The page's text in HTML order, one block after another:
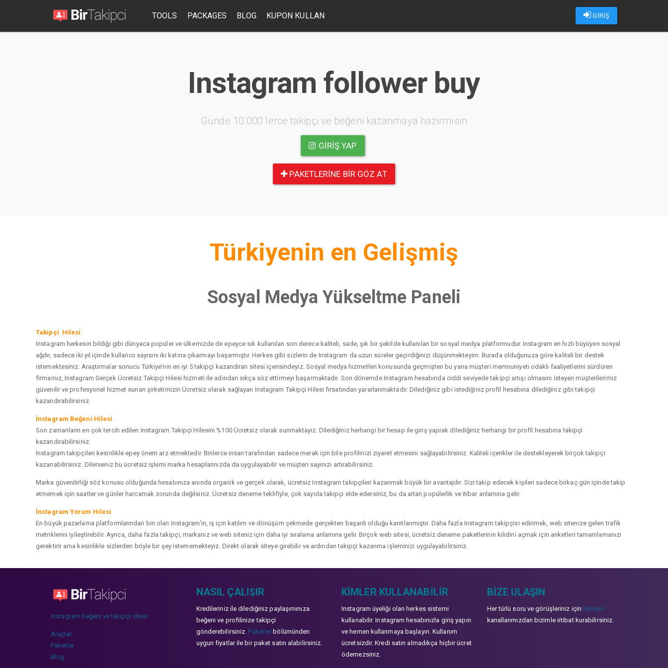
GİRİŞ
TOOLS PACKAGES BLOG KUPON KULLAN
Instagram follower buy
Günde 10.000 lerce takipçi ve beğeni kazanmaya hazırmısın
GIRIŞ YAP
PAKETLERINE BIR GÖZ AT
Türkiyenin en Gelişmiş
Sosyal Medya Yükseltme Paneli
Takipçi Hilesi
Instagram herkesin bildiği gibi dünyaca popüler ve ülkemizde de epeyce sık kullanılan son derece kaliteli, sade, şık bir şekilde kullanılan bir sosyal medya platformudur. Instagram en hızlı büyüyen sosyal
ağdır, sadece iki yıl içinde kullanıcı sayısını iki katına çıkarmayı başarmıştır. Herkes gibi sizlerin de Instagram da uzun süreler geçirdiğinizi düşünmekteyim. Burada olduğunuza göre kaliteli bir destek
istemektesiniz. Araştırmalar sonucu Türkiye’nin en iyi 5 takipçi kazandıran sitesi içerisindeyiz. Sosyal medya hizmetleri konusunda geçmişten bu yana müşteri memnuniyeti odaklı faaliyetlerini sürdüren
firmamız, Instagram Gerçek Ücretsiz Takipçi Hilesi hizmeti ile adından sıkça söz ettirmeyi başarmaktadır. Son dönemde Instagram hesabında ciddi seviyede takipçi artışı olmasını isteyen müşterilerimiz
güvenilir ve profesyonel hizmet sunan şirketimizin Ücretsiz olarak sağlayan Instagram Takipçi Hilesi fırsatından yararlanmaktadır. Dilediğiniz gibi istediğiniz profil hesabına dilediğiniz gibi takipçi
kazandırabilirsiniz.
İnstagram Beğeni Hilesi
Son zamanların en çok tercih edilen Instagram Takipçi Hilesini %100 Ücretsiz olarak sunmaktayız. Dilediğiniz herhangi bir hesap ile giriş yaprak dilediğiniz herhangi bir profil hesabına takipçi
kazandırabilirsiniz.
Instagram takipçileri kesinlikle epey önem arz etmektedir. Binlerce insan tarafından sadece merak için bile profilinizi ziyaret etmesini sağlayabilirsiniz. Kaliteli içerikler ile destekleyerek birçok takipçi
kazanabilirsiniz. Dilerseniz bu ücretsiz işlemi marka hesaplarınızda da uygulayabilir ve müşteri sayınızı artırabilirsiniz.
Marka güvenilirliği söz konusu olduğunda hesabınıza anında organik ve gerçek olarak, ücretsiz Instagram takipçileri kazanmak büyük bir avantajdır. Sizi takip edecek kişileri sadece birkaç gün içinde takip
etmemek için saatler ve günler harcamak zorunda değilsiniz. Ücretsiz deneme teklifiyle, çok sayıda takipçi elde edersiniz, bu da artan popülerlik ve itibar anlamına gelir.
İnstagram Yorum Hilesi
En büyük pazarlama platformlarından biri olan Instagram'ın, iş için katılım ve dönüşüm çekmede gerçekten başarılı olduğu kanıtlanmıştır. Daha fazla Instagram takipçisi edinmek, web sitenize gelen trafik
metriklerini iyileştirebilir. Ayrıca, daha fazla takipçi, markanız ve web siteniz için daha iyi sıralama anlamına gelir. Birçok web sitesi, ücretsiz deneme paketlerinin kilidini açmak için anketleri tamamlamanızı
gerektirir ama kesinlikle sizlerden böyle bir şey istememekteyiz. Direkt olarak siteye girebilir ve ardından takipçi kazanma işleminizi uygulayabilirsiniz.
instagram beğeni ve takipçi sitesi
Araçlar
Paketler
Blog
NASIL ÇALIŞIR
Kredileriniz ile dilediğiniz paylaşımınıza
beğeni ve profilinize takipçi
gönderebilirsiniz. Paketler bölümünden
uygun fiyatlar ile bir paket satın alabilirsiniz.
KIMLER KULLANABILIR
Instagram üyeliği olan herkes sistemi
kullanabilir. Instagram hesabınızla giriş yapın
ve hemen kullanmaya başlayın. Kullanım
ücretsizdir. Kredi satın almadıkça hiçbir ücret
ödemezsiniz.
BIZE ULAŞIN
Her türlü soru ve görüşleriniz için İletişim
kanallarımızdan bizimle irtibat kurabilirsiniz.